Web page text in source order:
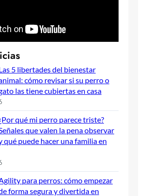
5 libertades del bienestar
cómo revisar si su perro o
las tiene cubiertas en casa
¿Por qué mi perro parece triste?
que valen la pena observar
qué puede hacer una familia en
para perros: cómo empezar
forma segura y divertida en